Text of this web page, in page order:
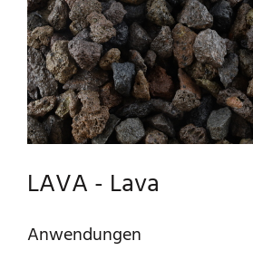
ÜBER UNS
PRODUKTE
LEISTUNGEN
LAVA - Lava
Anwendungen